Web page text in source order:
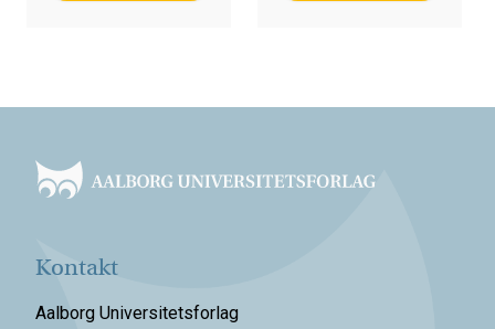
Kontakt
Aalborg Universitetsforlag